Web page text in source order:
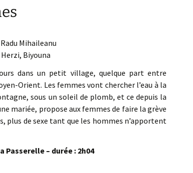
Mihaileanu
Biyouna
dans un petit village, quelque part entre
Orient. Les femmes vont chercher l’eau à la
sous un soleil de plomb, et ce depuis la
mariée, propose aux femmes de faire la grève
plus de sexe tant que les hommes n’apportent
Passerelle – durée : 2h04